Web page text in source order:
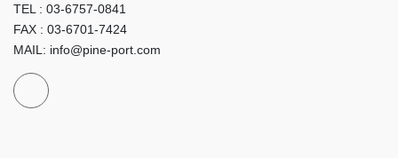
TEL : 03-6757-0841
FAX : 03-6701-7424
MAIL: info@pine-port.com